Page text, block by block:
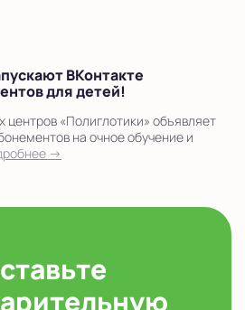
ВКонтакте
для детей!
центров «Полиглотики» объявляет
на очное обучение и
→